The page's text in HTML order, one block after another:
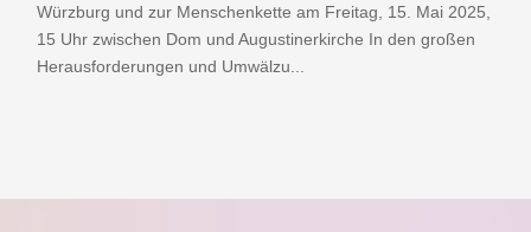
Würzburg und zur Menschenkette am Freitag, 15. Mai 2025,
15 Uhr zwischen Dom und Augustinerkirche In den großen
Herausforderungen und Umwälzu...